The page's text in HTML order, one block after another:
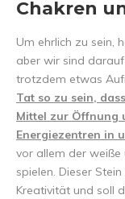
Chakren
Um ehrlich zu sein,
aber wir sind
trotzdem etwas
Tat so zu sein,
Mittel zur Öffnung
Energiezentren in
vor allem der weiße
spielen. Dieser
Kreativität und soll